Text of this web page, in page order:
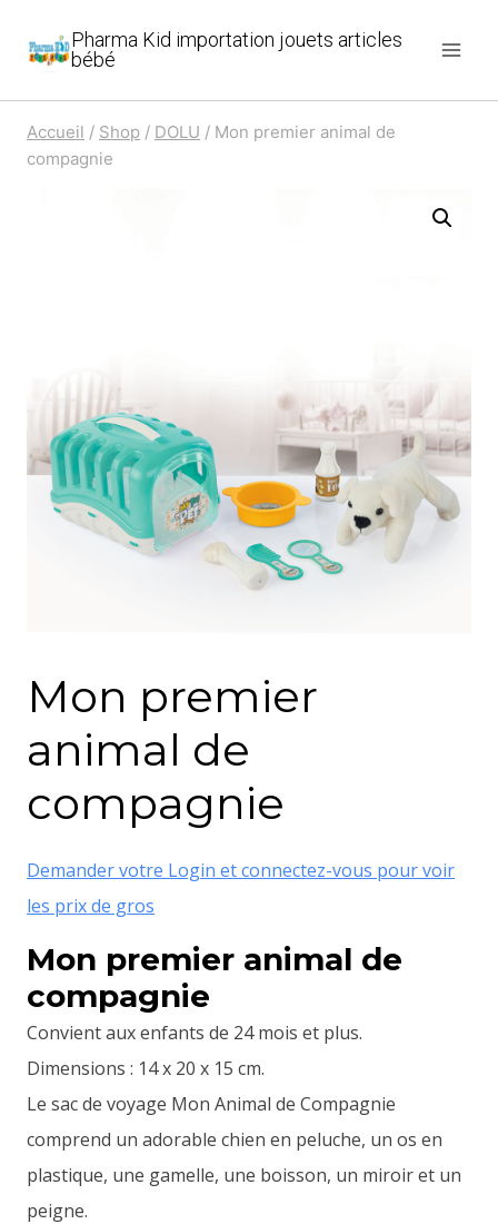
Pharma Kid importation jouets articles
bébé
Accueil / Shop / DOLU / Mon premier animal de
compagnie
Mon premier
animal de
compagnie
Demander votre Login et connectez-vous pour voir
les prix de gros
Mon premier animal de
compagnie
Convient aux enfants de 24 mois et plus.
Dimensions : 14 x 20 x 15 cm.
Le sac de voyage Mon Animal de Compagnie
comprend un adorable chien en peluche, un os en
plastique, une gamelle, une boisson, un miroir et un
peigne.